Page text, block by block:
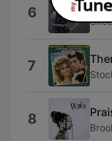
6
7
8